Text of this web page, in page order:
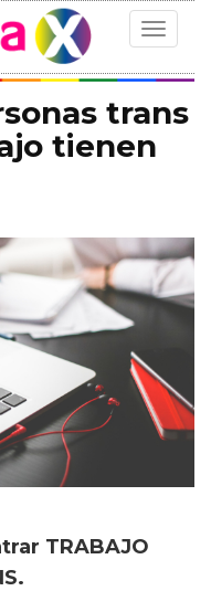
Toggle
trans
tienen
TRABAJO